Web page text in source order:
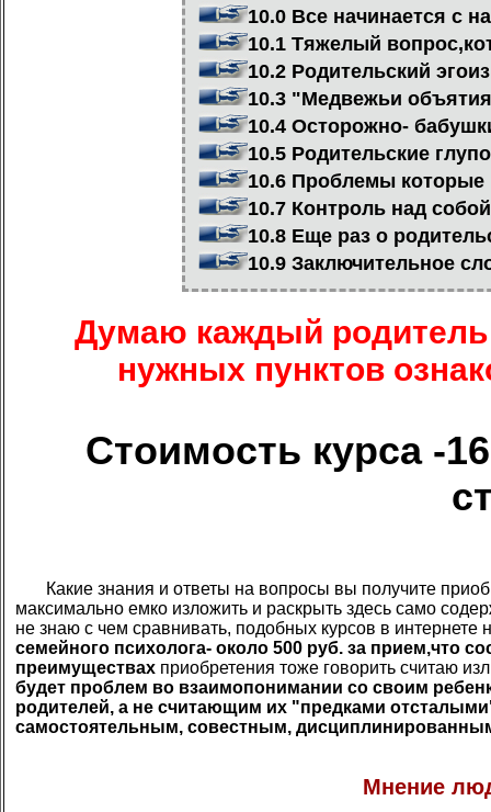
10.0 Все начинается с
10.1 Тяжелый
10.2 Родительский
10.3 "Медвежьи
10.4 Осторожно-
10.5 Родительские
10.6 Проблемы
10.7 Контроль над
10.8 Еще раз о
10.9 Заключительное
Думаю каждый
нужных пунктов
Стоимость курса -
Какие знания и ответы на вопросы вы получите
максимально емко изложить и раскрыть здесь само
не знаю с чем сравнивать, подобных курсов в интернете
семейного психолога- около 500 руб. за прием,что
преимуществах приобретения тоже говорить считаю
будет проблем во взаимопонимании со своим
родителей, а не считающим их "предками
самостоятельным, совестным,
Мнение